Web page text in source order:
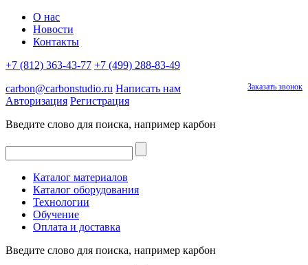
О нас
Новости
Контакты
+7 (812) 363-43-77 +7 (499) 288-83-49
Заказать звонок
carbon@carbonstudio.ru Написать нам
Авторизация Регистрация
Введите слово для поиска, например карбон
Каталог материалов
Каталог оборудования
Технологии
Обучение
Оплата и доставка
Введите слово для поиска, например карбон